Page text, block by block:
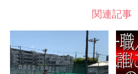
関連記事